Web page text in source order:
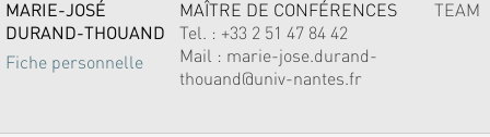
MARIE-JOSÉ
DURAND-THOUAND
Fiche personnelle
MAÎTRE DE CONFÉRENCES
Tel. : +33 2 51 47 84 42
Mail : marie-jose.durand-
thouand@univ-nantes.fr
TEAM